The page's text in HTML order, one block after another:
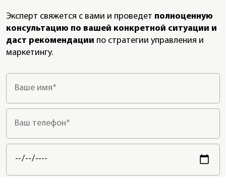
Эксперт свяжется с вами и проведет полноценную
консультацию по вашей конкретной ситуации и
даст рекомендации по стратегии управления и
маркетингу.